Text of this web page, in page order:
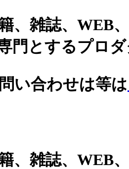
、雑誌、WEB
門とするプロダ
い合わせは等は
、雑誌、WEB